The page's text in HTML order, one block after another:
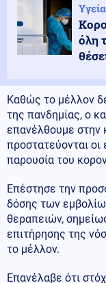
Υγεία
όλη
Καθώς το μέλλον
της πανδημίας, ο
επανέλθουμε στην
προστατεύονται
παρουσία του
Επέστησε την
δόσης των
θεραπειών,
επιτήρησης της
το μέλλον.
Επανέλαβε ότι